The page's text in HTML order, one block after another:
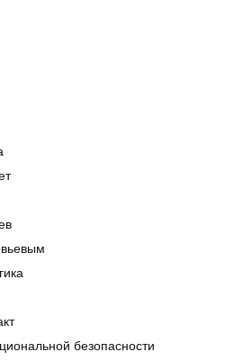
безопасности